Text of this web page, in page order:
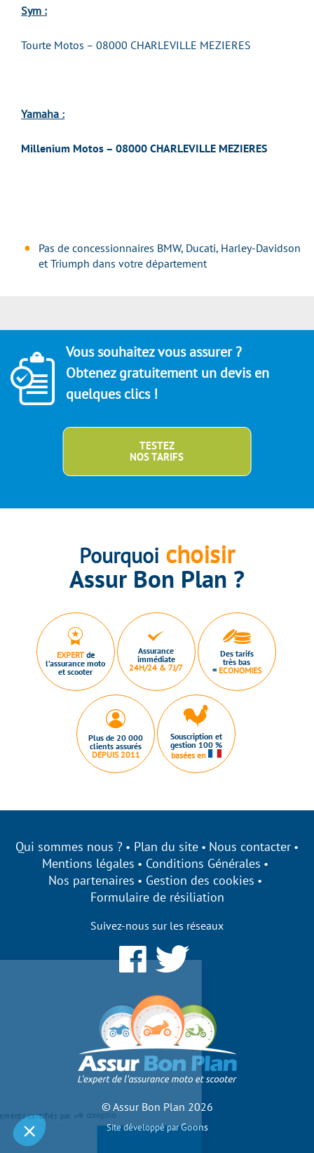
Assurbonplan s'engage à être
transparent sur ses cookies !
permettent d’établir des statistiques,
d’améliorer nos performances et de personnaliser votre
expérience utilisateur.
Acceptez-vous de bénéficier des fonctionnalités de notre site
Pour modifier vos préférences par la suite, cliquez sur le lien
Consentements certifiés par
Non merci
Sym :
Tourte Motos – 08000 CHARLEVILLE MEZIERES
Yamaha :
Millenium Motos – 08000 CHARLEVILLE MEZIERES
Pas de concessionnaires BMW, Ducati, Harley-Davidson
et Triumph dans votre département
Vous souhaitez vous assurer ?
Obtenez gratuitement un devis en
quelques clics !
TESTEZ
NOS TARIFS
Pourquoi choisir
Assur Bon Plan ?
EXPERTde
l’assurance moto
et scooter
Assurance
immédiate
24H/24 & 7J/7
Des tarifs
très bas
= ECONOMIES
Plus de 20 000
clients assurés
DEPUIS 2011
Souscription et
gestion 100 %
basées en
Qui sommes nous ? Plan du site
Nous contacter
Mentions légales
Conditions Générales
Nos partenaires
Gestion des cookies
Formulaire de résiliation
Suivez-nous sur les réseaux
© Assur Bon Plan 2026
Site développé parGoons